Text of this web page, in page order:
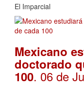
El Imparcial
Mexicano
doctorado
100. 06 de